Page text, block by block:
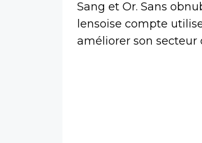
Sang et Or. Sans
lensoise compte
améliorer son secteur